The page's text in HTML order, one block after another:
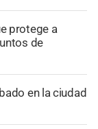
protege a
de
en la ciudad